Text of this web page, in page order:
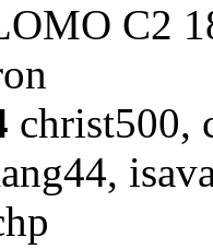
C2
christ500,